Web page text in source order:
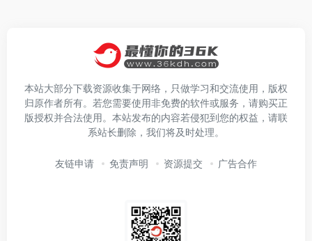
本站大部分下载资源收集于网络，只做学习和交流使用，版权
归原作者所有。若您需要使用非免费的软件或服务，请购买正
版授权并合法使用。本站发布的内容若侵犯到您的权益，请联
系站长删除，我们将及时处理。
友链申请 免责声明 资源提交 广告合作